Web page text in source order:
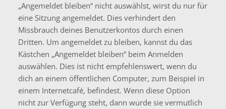
„Angemeldet bleiben“ nicht auswählst, wirst du nur für
eine Sitzung angemeldet. Dies verhindert den
Missbrauch deines Benutzerkontos durch einen
Dritten. Um angemeldet zu bleiben, kannst du das
Kästchen „Angemeldet bleiben“ beim Anmelden
auswählen. Dies ist nicht empfehlenswert, wenn du
dich an einem öffentlichen Computer, zum Beispiel in
einem Internetcafé, befindest. Wenn diese Option
nicht zur Verfügung steht, dann wurde sie vermutlich